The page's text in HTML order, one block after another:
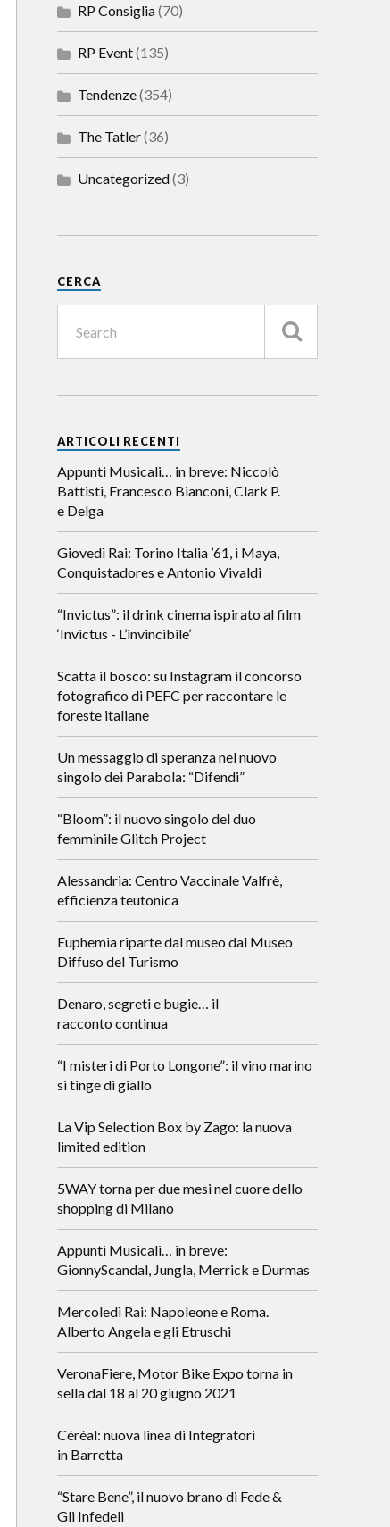
RP Consiglia(70)
RP Event(135)
Tendenze(354)
The Tatler(36)
Uncategorized(3)
CERCA
ARTICOLI RECENTI
Appunti Musicali… in breve: Niccolò
Battisti, Francesco Bianconi, Clark P.
e Delga
Giovedì Rai: Torino Italia ’61, i Maya,
Conquistadores e Antonio Vivaldi
“Invictus”: il drink cinema ispirato al film
‘Invictus - L’invincibile’
Scatta il bosco: su Instagram il concorso
fotografico di PEFC per raccontare le
foreste italiane
Un messaggio di speranza nel nuovo
singolo dei Parabola: “Difendi”
“Bloom”: il nuovo singolo del duo
femminile Glitch Project
Alessandria: Centro Vaccinale Valfrè,
efficienza teutonica
Euphemia riparte dal museo dal Museo
Diffuso del Turismo
Denaro, segreti e bugie… il
racconto continua
“I misteri di Porto Longone”: il vino marino
si tinge di giallo
La Vip Selection Box by Zago: la nuova
limited edition
5WAY torna per due mesi nel cuore dello
shopping di Milano
Appunti Musicali… in breve:
GionnyScandal, Jungla, Merrick e Durmas
Mercoledì Rai: Napoleone e Roma.
Alberto Angela e gli Etruschi
VeronaFiere, Motor Bike Expo torna in
sella dal 18 al 20 giugno 2021
Céréal: nuova linea di Integratori
in Barretta
“Stare Bene”, il nuovo brano di Fede &
Gli Infedeli